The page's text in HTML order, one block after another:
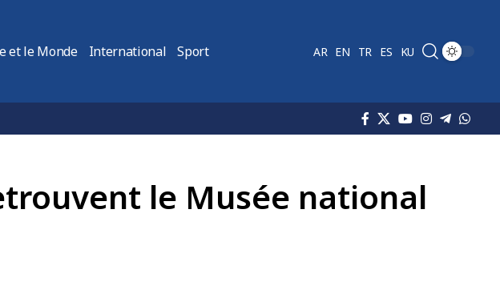
et le Monde International Sport AR EN TR ES KU
le Musée national